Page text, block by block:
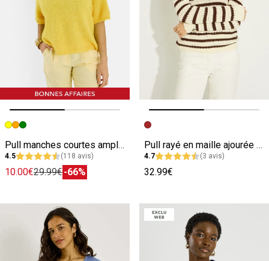
Image précédente
Image suivante
Pull manches courtes ample femme
4.5 (118 avis)
10.00€29.99€-66%
Image précédente
Image suivante
Pull rayé en maille ajourée femme
4.7 (3 avis)
32.99€